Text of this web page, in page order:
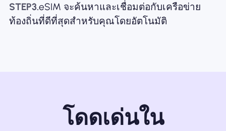
STEP3.eSIM จะค้นหาและเชื่อมต่อกับเครือข่าย
ท้องถิ่นที่ดีที่สุดสำหรับคุณโดยอัตโนมัติ
โดดเด่นใน